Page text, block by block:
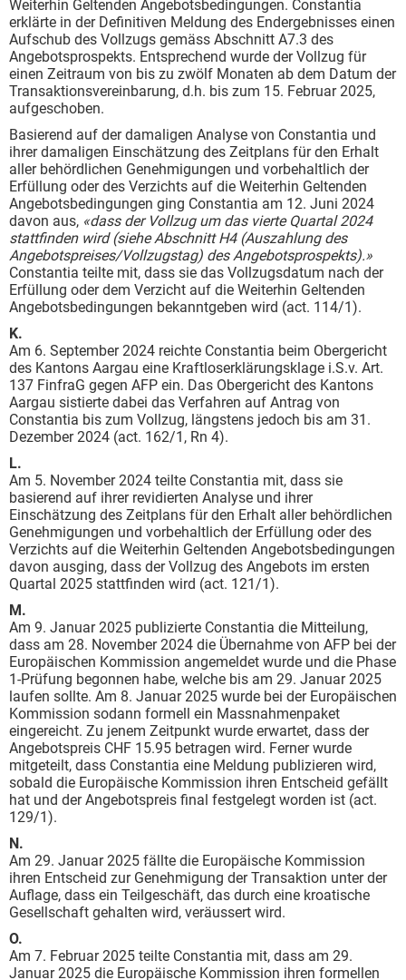
Weiterhin Geltenden Angebotsbedingungen. Constantia
erklärte in der Definitiven Meldung des Endergebnisses einen
Aufschub des Vollzugs gemäss Abschnitt A7.3 des
Angebotsprospekts. Entsprechend wurde der Vollzug für
einen Zeitraum von bis zu zwölf Monaten ab dem Datum der
Transaktionsvereinbarung, d.h. bis zum 15. Februar 2025,
aufgeschoben.
Basierend auf der damaligen Analyse von Constantia und
ihrer damaligen Einschätzung des Zeitplans für den Erhalt
aller behördlichen Genehmigungen und vorbehaltlich der
Erfüllung oder des Verzichts auf die Weiterhin Geltenden
Angebotsbedingungen ging Constantia am 12. Juni 2024
davon aus, «dass der Vollzug um das vierte Quartal 2024
stattfinden wird (siehe Abschnitt H4 (Auszahlung des
Angebotspreises/Vollzugstag) des Angebotsprospekts).»
Constantia teilte mit, dass sie das Vollzugsdatum nach der
Erfüllung oder dem Verzicht auf die Weiterhin Geltenden
Angebotsbedingungen bekanntgeben wird (act. 114/1).
K.
Am 6. September 2024 reichte Constantia beim Obergericht
des Kantons Aargau eine Kraftloserklärungsklage i.S.v. Art.
137 FinfraG gegen AFP ein. Das Obergericht des Kantons
Aargau sistierte dabei das Verfahren auf Antrag von
Constantia bis zum Vollzug, längstens jedoch bis am 31.
Dezember 2024 (act. 162/1, Rn 4).
L.
Am 5. November 2024 teilte Constantia mit, dass sie
basierend auf ihrer revidierten Analyse und ihrer
Einschätzung des Zeitplans für den Erhalt aller behördlichen
Genehmigungen und vorbehaltlich der Erfüllung oder des
Verzichts auf die Weiterhin Geltenden Angebotsbedingungen
davon ausging, dass der Vollzug des Angebots im ersten
Quartal 2025 stattfinden wird (act. 121/1).
M.
Am 9. Januar 2025 publizierte Constantia die Mitteilung,
dass am 28. November 2024 die Übernahme von AFP bei der
Europäischen Kommission angemeldet wurde und die Phase
1-Prüfung begonnen habe, welche bis am 29. Januar 2025
laufen sollte. Am 8. Januar 2025 wurde bei der Europäischen
Kommission sodann formell ein Massnahmenpaket
eingereicht. Zu jenem Zeitpunkt wurde erwartet, dass der
Angebotspreis CHF 15.95 betragen wird. Ferner wurde
mitgeteilt, dass Constantia eine Meldung publizieren wird,
sobald die Europäische Kommission ihren Entscheid gefällt
hat und der Angebotspreis final festgelegt worden ist (act.
129/1).
N.
Am 29. Januar 2025 fällte die Europäische Kommission
ihren Entscheid zur Genehmigung der Transaktion unter der
Auflage, dass ein Teilgeschäft, das durch eine kroatische
Gesellschaft gehalten wird, veräussert wird.
O.
Am 7. Februar 2025 teilte Constantia mit, dass am 29.
Januar 2025 die Europäische Kommission ihren formellen